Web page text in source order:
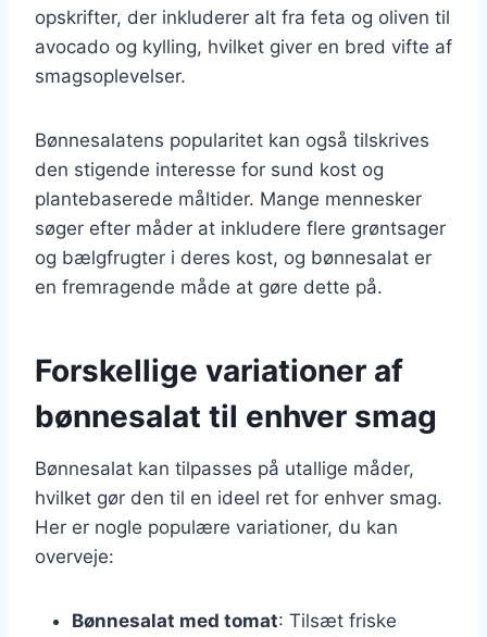
opskrifter, der inkluderer alt fra feta og oliven til
avocado og kylling, hvilket giver en bred vifte af
smagsoplevelser.
Bønnesalatens popularitet kan også tilskrives
den stigende interesse for sund kost og
plantebaserede måltider. Mange mennesker
søger efter måder at inkludere flere grøntsager
og bælgfrugter i deres kost, og bønnesalat er
en fremragende måde at gøre dette på.
Forskellige variationer af
bønnesalat til enhver smag
Bønnesalat kan tilpasses på utallige måder,
hvilket gør den til en ideel ret for enhver smag.
Her er nogle populære variationer, du kan
overveje:
Bønnesalat med tomat: Tilsæt friske